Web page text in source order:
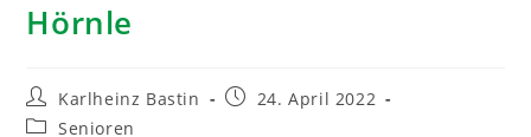
Hörnle
Karlheinz Bastin
24. April 2022
Senioren